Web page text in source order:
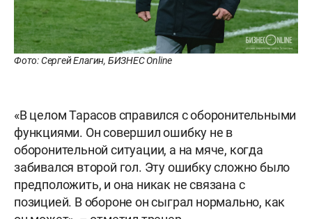
Фото: Сергей Елагин, БИЗНЕС Online
«В целом Тарасов справился с оборонительными
функциями. Он совершил ошибку не в
оборонительной ситуации, а на мяче, когда
забивался второй гол. Эту ошибку сложно было
предположить, и она никак не связана с
позицией. В обороне он сыграл нормально, как